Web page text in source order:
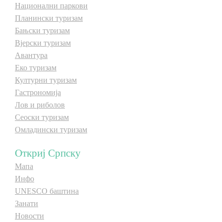
Манифестације
Смјештај
Мултимедија
Фото
Видео
E-Brochure
Откриј Српску
Национални паркови
Планински туризам
Бањски туризам
Вјерски туризам
Авантура
Еко туризам
Културни туризам
Гастрономија
Лов и риболов
Сеоски туризам
Омладински туризам
Откриј Српску
Мапа
Инфо
UNESCO баштина
Занати
Новости